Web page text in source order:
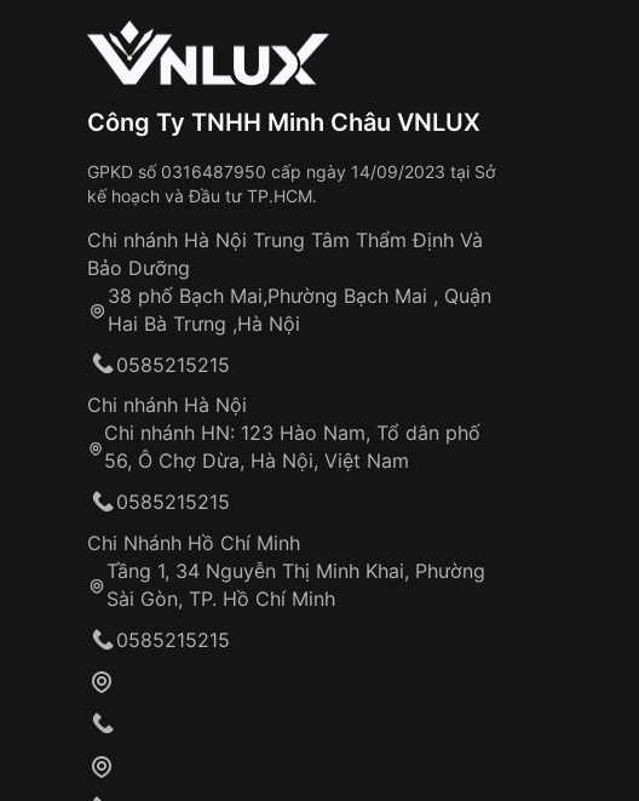
Công Ty TNHH Minh Châu VNLUX
GPKD số 0316487950 cấp ngày 14/09/2023 tại Sở
kế hoạch và Đầu tư TP.HCM.
Chi nhánh Hà Nội Trung Tâm Thẩm Định Và
Bảo Dưỡng
38 phố Bạch Mai,Phường Bạch Mai , Quận
Hai Bà Trưng ,Hà Nội
0585215215
Chi nhánh Hà Nội
Chi nhánh HN: 123 Hào Nam, Tổ dân phố
56, Ô Chợ Dừa, Hà Nội, Việt Nam
0585215215
Chi Nhánh Hồ Chí Minh
Tầng 1, 34 Nguyễn Thị Minh Khai, Phường
Sài Gòn, TP. Hồ Chí Minh
0585215215